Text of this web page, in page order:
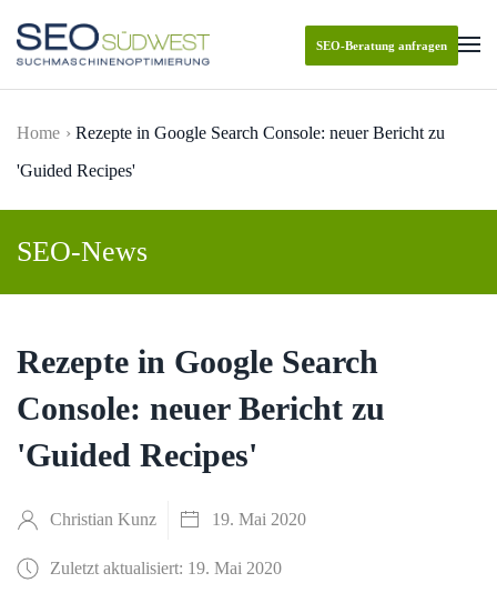
Skip to main content
SEO-Beratung anfragen
Home
Rezepte in Google Search Console: neuer Bericht zu
'Guided Recipes'
SEO-News
Rezepte in Google Search
Console: neuer Bericht zu
'Guided Recipes'
Christian Kunz 19. Mai 2020
Zuletzt aktualisiert: 19. Mai 2020